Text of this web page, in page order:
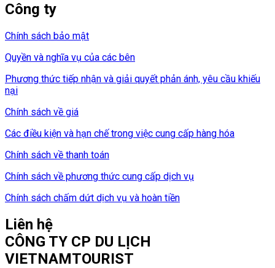
Công ty
Chính sách bảo mật
Quyền và nghĩa vụ của các bên
Phương thức tiếp nhận và giải quyết phản ánh, yêu cầu khiếu
nại
Chính sách về giá
Các điều kiện và hạn chế trong việc cung cấp hàng hóa
Chính sách về thanh toán
Chính sách về phương thức cung cấp dịch vụ
Chính sách chấm dứt dịch vụ và hoàn tiền
Liên hệ
CÔNG TY CP DU LỊCH
VIETNAMTOURIST